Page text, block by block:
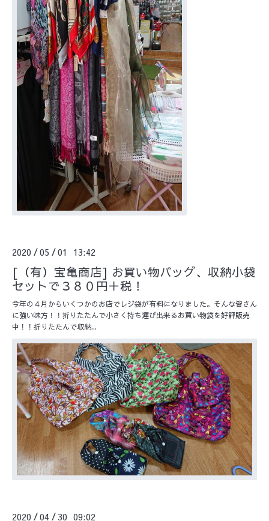
2020 /05 /01 13:42
[（有）宝亀商店] お買い物バッグ、収納小袋
セットで３８０円＋税！
今年の４月からいくつかのお店でレジ袋が有料になりました。そんな皆さん
に強い味方！！折りたたんで小さく持ち運び出来るお買い物袋を好評販売
中！！折りたたんで収納...
2020 /04 /30 09:02